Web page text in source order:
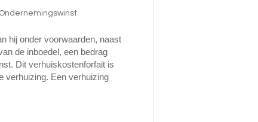
Ondernemingswinst
hij onder voorwaarden, naast
de inboedel, een bedrag
Dit verhuiskostenforfait is
verhuizing. Een verhuizing